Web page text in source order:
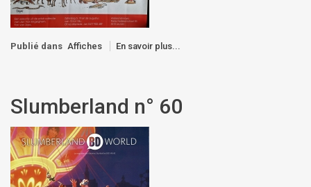
Publié dans Affiches En savoir plus...
Slumberland n° 60